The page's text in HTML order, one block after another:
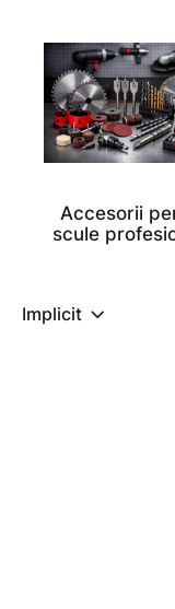
Accesorii
scule
Implicit